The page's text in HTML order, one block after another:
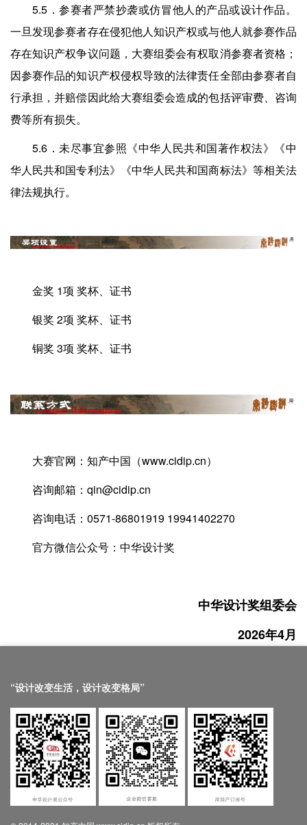
5.5．参赛者严禁抄袭或仿冒他人的产品或设计作品。
一旦发现参赛者存在侵犯他人知识产权或与他人就参赛作品
存在知识产权争议问题，大赛组委会有权取消参赛者资格；
因参赛作品的知识产权侵权导致的法律责任全部由参赛者自
行承担，并赔偿因此给大赛组委会造成的包括评审费、咨询
费等所有损失。
5.6．未尽事宜参照《中华人民共和国著作权法》《中
华人民共和国专利法》《中华人民共和国商标法》等相关法
律法规执行。
金奖 1项 奖杯、证书
银奖 2项 奖杯、证书
铜奖 3项 奖杯、证书
大赛官网：知产中国（www.cidip.cn）
咨询邮箱：qin@cidip.cn
咨询电话：0571-86801919 19941402270
官方微信公众号：中华设计奖
中华设计奖组委会
2026年4月
“设计改变生活，设计改变格局”